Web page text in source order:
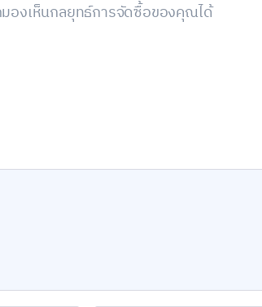
องเห็นกลยุทธ์การจัดซื้อของคุณได้